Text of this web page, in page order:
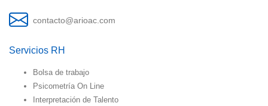
contacto@arioac.com
Servicios RH
Bolsa de trabajo
Psicometría On Line
Interpretación de Talento